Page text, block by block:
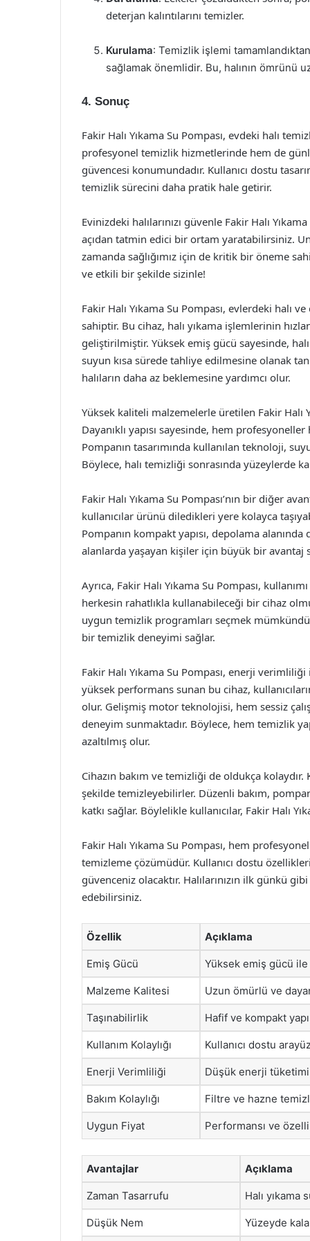
deterjan kalıntılarını temizler.
Kurulama: Temizlik işlemi
sağlamak önemlidir. Bu, halının ömrünü
4. Sonuç
Fakir Halı Yıkama Su Pompası, evdeki halı
profesyonel temizlik hizmetlerinde hem de
güvencesi konumundadır. Kullanıcı dostu
temizlik sürecini daha pratik hale getirir.
Evinizdeki halılarınızı güvenle Fakir Halı
açıdan tatmin edici bir ortam yaratabilirsiniz.
zamanda sağlığımız için de kritik bir öneme
ve etkili bir şekilde sizinle!
Fakir Halı Yıkama Su Pompası, evlerdeki
sahiptir. Bu cihaz, halı yıkama işlemlerinin
geliştirilmiştir. Yüksek emiş gücü sayesinde,
suyun kısa sürede tahliye edilmesine olanak
halıların daha az beklemesine yardımcı olur.
Yüksek kaliteli malzemelerle üretilen Fakir Halı
Dayanıklı yapısı sayesinde, hem
Pompanın tasarımında kullanılan teknoloji,
Böylece, halı temizliği sonrasında yüzeylerde
Fakir Halı Yıkama Su Pompası’nın bir diğer
kullanıcılar ürünü diledikleri yere kolayca
Pompanın kompakt yapısı, depolama
alanlarda yaşayan kişiler için büyük bir avantaj
Ayrıca, Fakir Halı Yıkama Su Pompası,
herkesin rahatlıkla kullanabileceği bir cihaz
uygun temizlik programları seçmek
bir temizlik deneyimi sağlar.
Fakir Halı Yıkama Su Pompası, enerji
yüksek performans sunan bu cihaz,
olur. Gelişmiş motor teknolojisi, hem sessiz
deneyim sunmaktadır. Böylece, hem temizlik
azaltılmış olur.
Cihazın bakım ve temizliği de oldukça
şekilde temizleyebilirler. Düzenli bakım,
katkı sağlar. Böylelikle kullanıcılar, Fakir Halı
Fakir Halı Yıkama Su Pompası, hem
temizleme çözümüdür. Kullanıcı dostu
güvenceniz olacaktır. Halılarınızın ilk günkü
edebilirsiniz.
Özellik Açıklama
Emiş Gücü Yüksek emiş gücü
Malzeme Kalitesi Uzun ömürlü ve
Taşınabilirlik Hafif ve kompakt
Kullanım Kolaylığı Kullanıcı dostu
Enerji Verimliliği Düşük enerji
Bakım Kolaylığı Filtre ve hazne
Uygun Fiyat Performansı ve
Avantajlar Açıklama
Zaman Tasarrufu Halı yıkama
Düşük Nem Yüzeyde